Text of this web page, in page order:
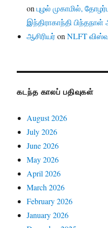
onபுழல் முகாமில்,
இந்திராகாந்தி
ஆசிரியர்onNLFT
கடந்த காலப் பதிவுகள்
August 2026
July 2026
June 2026
May 2026
April 2026
March 2026
February 2026
January 2026